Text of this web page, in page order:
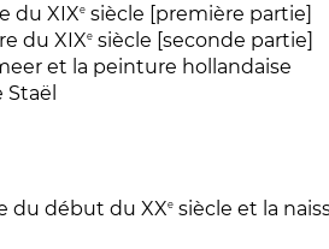
du XIXe siècle [première partie]
du XIXe siècle [seconde partie]
et la peinture hollandaise
du début du XXe siècle et la